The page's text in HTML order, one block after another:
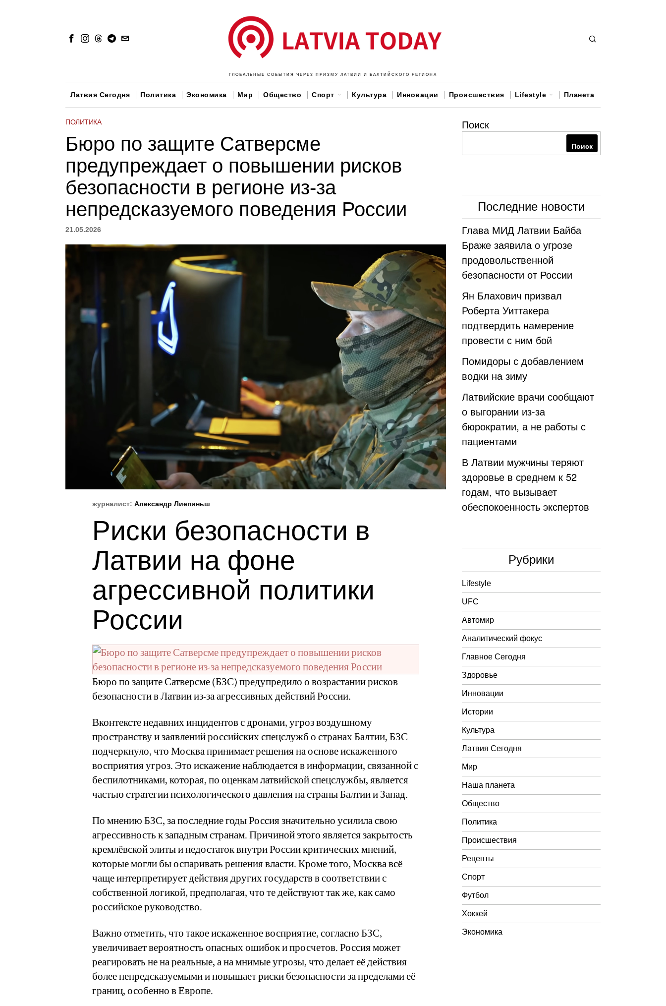
ГЛОБАЛЬНЫЕ СОБЫТИЯ ЧЕРЕЗ ПРИЗМУ ЛАТВИИ И БАЛТИЙСКОГО РЕГИОНА
Латвия Сегодня Политика Экономика Мир Общество Спорт Культура Инновации Происшествия Lifestyle Планета
ПОЛИТИКА
Бюро по защите Сатверсме
предупреждает о повышении рисков
безопасности в регионе из-за
непредсказуемого поведения России
21.05.2026
журналист: Александр Лиепиньш
Риски безопасности в
Латвии на фоне
агрессивной политики
России
Бюро по защите Сатверсме (БЗС) предупредило о возрастании рисков
безопасности в Латвии из-за агрессивных действий России.
Вконтексте недавних инцидентов с дронами, угроз воздушному
пространству и заявлений российских спецслужб о странах Балтии, БЗС
подчеркнуло, что Москва принимает решения на основе искаженного
восприятия угроз. Это искажение наблюдается в информации, связанной с
беспилотниками, которая, по оценкам латвийской спецслужбы, является
частью стратегии психологического давления на страны Балтии и Запад.
По мнению БЗС, за последние годы Россия значительно усилила свою
агрессивность к западным странам. Причиной этого является закрытость
кремлёвской элиты и недостаток внутри России критических мнений,
которые могли бы оспаривать решения власти. Кроме того, Москва всё
чаще интерпретирует действия других государств в соответствии с
собственной логикой, предполагая, что те действуют так же, как само
российское руководство.
Важно отметить, что такое искаженное восприятие, согласно БЗС,
увеличивает вероятность опасных ошибок и просчетов. Россия может
реагировать не на реальные, а на мнимые угрозы, что делает её действия
более непредсказуемыми и повышает риски безопасности за пределами её
границ, особенно в Европе.
Поиск
Поиск
Последние новости
Глава МИД Латвии Байба
Браже заявила о угрозе
продовольственной
безопасности от России
Ян Блахович призвал
Роберта Уиттакера
подтвердить намерение
провести с ним бой
Помидоры с добавлением
водки на зиму
Латвийские врачи сообщают
о выгорании из-за
бюрократии, а не работы с
пациентами
В Латвии мужчины теряют
здоровье в среднем к 52
годам, что вызывает
обеспокоенность экспертов
Рубрики
Lifestyle
UFC
Автомир
Аналитический фокус
Главное Сегодня
Здоровье
Инновации
Истории
Культура
Латвия Сегодня
Мир
Наша планета
Общество
Политика
Происшествия
Рецепты
Спорт
Футбол
Хоккей
Экономика